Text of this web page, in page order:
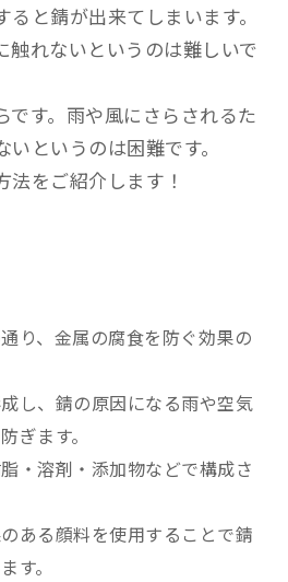
と錆が出来てしまいます。
触れないというのは難しいで
です。雨や風にさらされるた
というのは困難です。
をご紹介します！
り、金属の腐食を防ぐ効果の
し、錆の原因になる雨や空気
ぎます。
・溶剤・添加物などで構成さ
ある顔料を使用することで錆
す。